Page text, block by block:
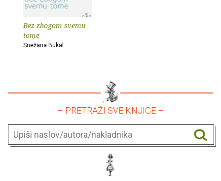
Bez zbogom svemu
tome
Snežana Bukal
– PRETRAŽI SVE KNJIGE –